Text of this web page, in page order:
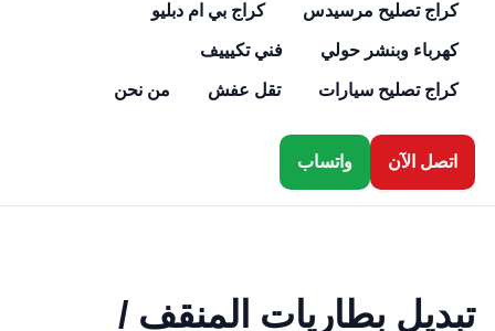
كراج تصليح مرسيدس كراج بي ام دبليو
كهرباء وبنشر حولي فني تكيييف
كراج تصليح سيارات تقل عفش من نحن
اتصل الآن واتساب
تبديل بطاريات المنقف /